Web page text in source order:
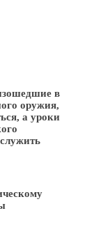
в
оружия,
а уроки